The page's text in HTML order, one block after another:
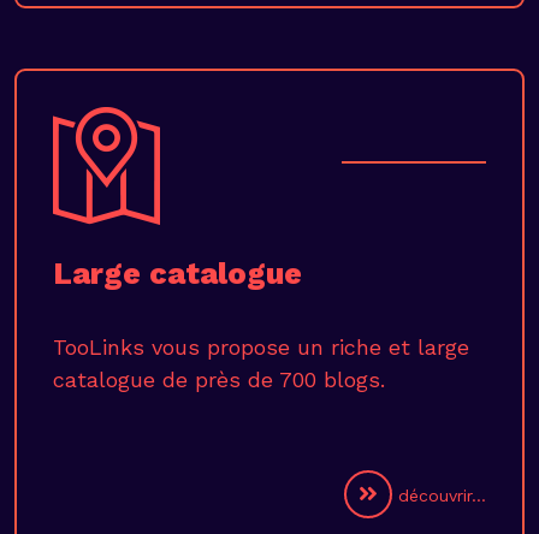
Large catalogue
TooLinks vous propose un riche et large
catalogue de près de 700 blogs.
découvrir...